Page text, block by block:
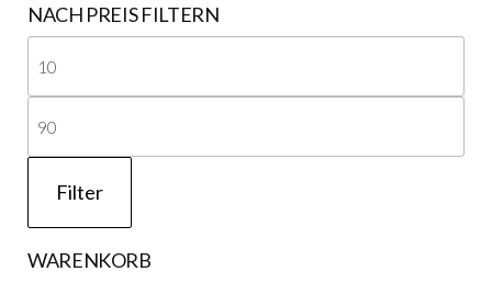
NACH PREIS FILTERN
Filter
WARENKORB